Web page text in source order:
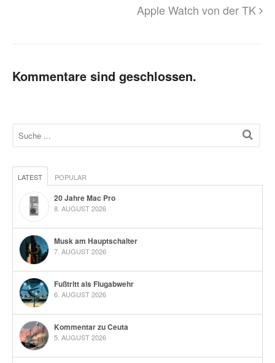
Apple Watch von der TK
Kommentare sind geschlossen.
LATEST POPULAR
20 Jahre Mac Pro
8. AUGUST 2026
Musk am Hauptschalter
7. AUGUST 2026
Fußtritt als Flugabwehr
6. AUGUST 2026
Kommentar zu Ceuta
5. AUGUST 2026